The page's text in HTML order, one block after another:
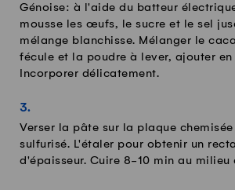
Génoise: à l'aide du batteur
mousse les œufs, le sucre et le sel
mélange blanchisse. Mélanger le
fécule et la poudre à lever, ajouter
Incorporer délicatement.
Verser la pâte sur la plaque
sulfurisé. L'étaler pour obtenir un
d'épaisseur. Cuire 8-10 min au milieu